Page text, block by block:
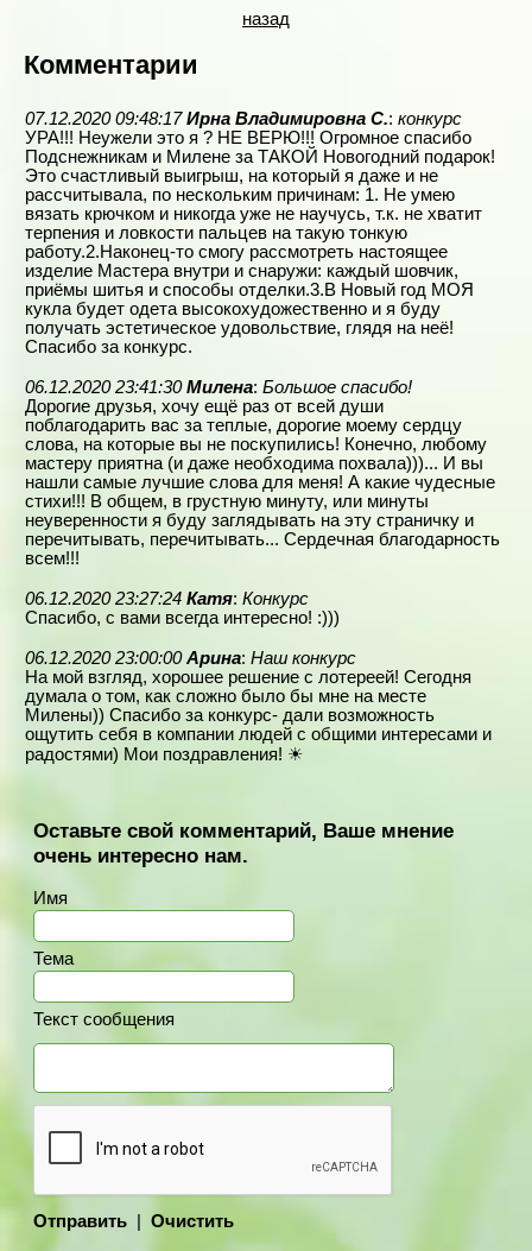
назад
Комментарии
07.12.2020 09:48:17 Ирна Владимировна С.: конкурс
УРА!!! Неужели это я ? НЕ ВЕРЮ!!! Огромное спасибо
Подснежникам и Милене за ТАКОЙ Новогодний подарок!
Это счастливый выигрыш, на который я даже и не
рассчитывала, по нескольким причинам: 1. Не умею
вязать крючком и никогда уже не научусь, т.к. не хватит
терпения и ловкости пальцев на такую тонкую
работу.2.Наконец-то смогу рассмотреть настоящее
изделие Мастера внутри и снаружи: каждый шовчик,
приёмы шитья и способы отделки.3.В Новый год МОЯ
кукла будет одета высокохудожественно и я буду
получать эстетическое удовольствие, глядя на неё!
Спасибо за конкурс.
06.12.2020 23:41:30 Милена: Большое спасибо!
Дорогие друзья, хочу ещё раз от всей души
поблагодарить вас за теплые, дорогие моему сердцу
слова, на которые вы не поскупились! Конечно, любому
мастеру приятна (и даже необходима похвала)))... И вы
нашли самые лучшие слова для меня! А какие чудесные
стихи!!! В общем, в грустную минуту, или минуты
неуверенности я буду заглядывать на эту страничку и
перечитывать, перечитывать... Сердечная благодарность
всем!!!
06.12.2020 23:27:24 Катя: Конкурс
Спасибо, с вами всегда интересно! :)))
06.12.2020 23:00:00 Арина: Наш конкурс
На мой взгляд, хорошее решение с лотереей! Сегодня
думала о том, как сложно было бы мне на месте
Милены)) Спасибо за конкурс- дали возможность
ощутить себя в компании людей с общими интересами и
радостями) Мои поздравления! ☀
Оставьте свой комментарий, Ваше мнение
очень интересно нам.
Имя
Тема
Текст сообщения
Отправить Очистить